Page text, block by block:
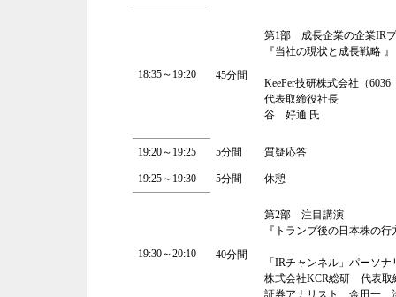
18:35～19:20 45分間
第1部 成長企業の企業IR
『当社の現状と成長戦略 』
KeePer技研株式会社（
代表取締役社長
谷 好通 氏
19:20～19:25 5分間 質疑応答
19:25～19:30 5分間 休憩
19:30～20:10 40分間
第2部 注目講演
『トランプ後の日本株の行
「IRチャンネル」パーソナ
株式会社KCR総研 代表取
証券アナリスト 金田一